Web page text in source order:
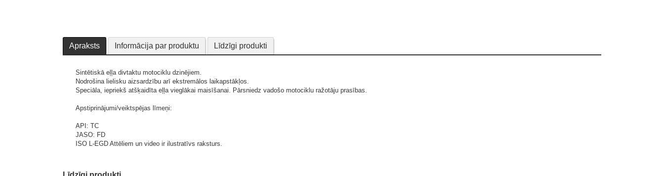
Apraksts Informācija par produktu Līdzīgi produkti
Sintētiskā eļļa divtaktu motociklu dzinējiem.
Nodrošina lielisku aizsardzību arī ekstremālos laikapstākļos.
Speciāla, iepriekš atšķaidīta eļļa vieglākai maisīšanai. Pārsniedz vadošo motociklu ražotāju prasības.
Apstiprinājumi/veiktspējas līmeņi:
API: TC
JASO: FD
ISO L-EGD Attēliem un video ir ilustratīvs raksturs.